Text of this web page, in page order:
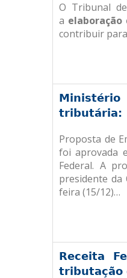
O Tribunal
a elaboração
contribuir
Ministério
tributária:
Proposta de
foi aprovada
Federal. A
presidente da
feira (15/12)…
Receita
tributação